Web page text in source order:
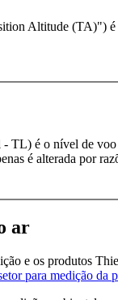
Altitude (TA)") é
é o nível de voo
é alterada por
ar
e os produtos
para medição da